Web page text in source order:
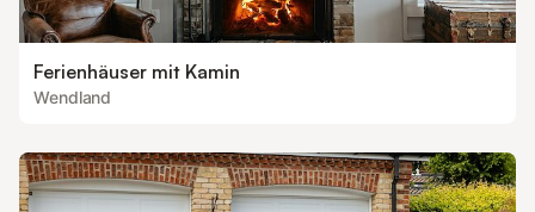
Ferienhäuser mit Kamin
Wendland